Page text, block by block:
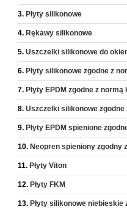
Płyty silikonowe
Rękawy silikonowe
Uszczelki silikonowe do
Płyty silikonowe zgodne z
Płyty EPDM zgodne z
Uszczelki silikonowe
Płyty EPDM spienione
Neopren spieniony zgodny
Płyty Viton
Płyty FKM
Płyty silikonowe niebieskie